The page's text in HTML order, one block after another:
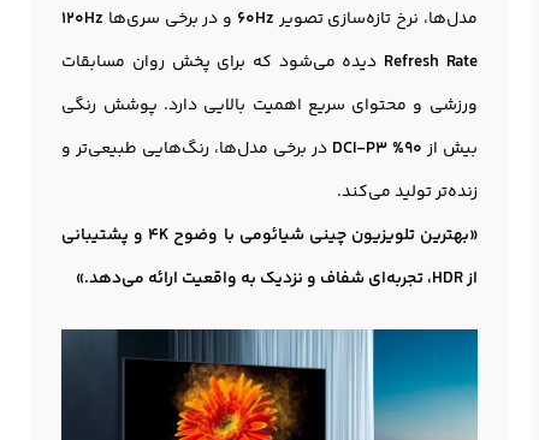
مدل‌ها، نرخ تازه‌سازی تصویر60Hz و در برخی سری‌ها 120Hz
Refresh Rate دیده می‌شود که برای پخش روان مسابقات
ورزشی و محتوای سریع اهمیت بالایی دارد. پوشش رنگی
بیش از90% DCI-P3
در برخی مدل‌ها، رنگ‌هایی طبیعی‌تر و
زنده‌تر تولید می‌کند.
«بهترین تلویزیون چینی شیائومی با وضوح 4K و پشتیبانی
از HDR، تجربه‌ای شفاف و نزدیک به واقعیت ارائه می‌دهد.»